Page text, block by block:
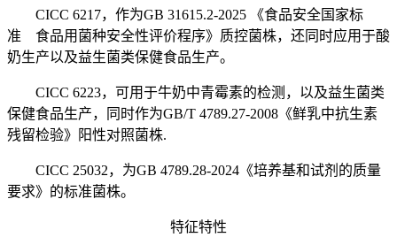
CICC 6217，作为GB 31615.2-2025 《食品安全国家标
准 食品用菌种安全性评价程序》质控菌株，还同时应用于酸
奶生产以及益生菌类保健食品生产。
CICC 6223，可用于牛奶中青霉素的检测，以及益生菌类
保健食品生产，同时作为GB/T 4789.27-2008《鲜乳中抗生素
残留检验》阳性对照菌株.
CICC 25032，为GB 4789.28-2024《培养基和试剂的质量
要求》的标准菌株。
特征特性